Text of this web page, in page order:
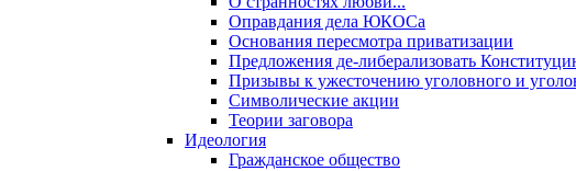
Оправдания дела ЮКОСа
Основания пересмотра приватизации
Предложения де-либерализовать
Призывы к ужесточению уголовного и
Символические акции
Теории заговора
Идеология
Гражданское общество